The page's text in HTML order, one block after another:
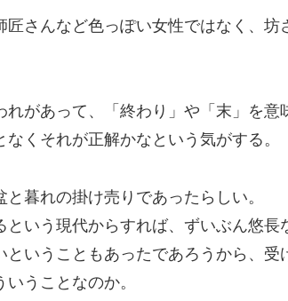
さんなど色っぽい女性ではなく、坊
があって、「終わり」や「末」を意
くそれが正解かなという気がする。
暮れの掛け売りであったらしい。
いう現代からすれば、ずいぶん悠長
ということもあったであろうから、
うことなのか。